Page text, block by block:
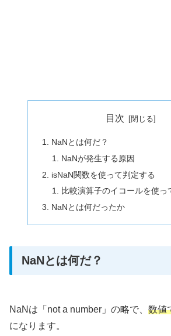
目次
NaNとは何だ？
NaNが発生する原因
isNaN関数を使って判定する
比較演算子のイコールを使っ
NaNとは何だったか
NaNとは何だ？
NaNは「not a number」の略で、 数値
になります。